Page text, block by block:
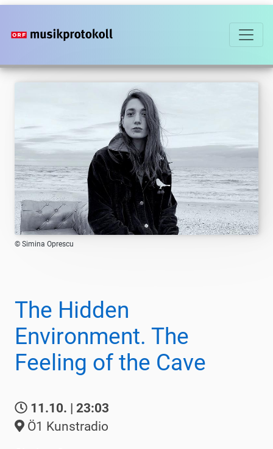
Direkt
zum
© Simina Oprescu
The Hidden
Environment. The
Feeling of the Cave
11.10. | 23:03
Ö1 Kunstradio